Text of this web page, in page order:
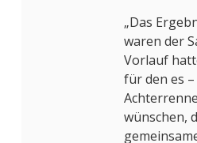
„Das
waren der
Vorlauf
für den es
wünschen,